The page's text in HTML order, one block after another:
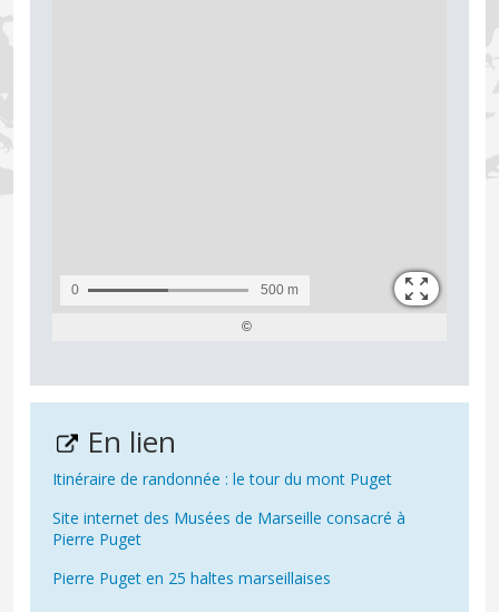
En lien
Itinéraire de randonnée : le tour du mont Puget
Site internet des Musées de Marseille consacré à
Pierre Puget
Pierre Puget en 25 haltes marseillaises